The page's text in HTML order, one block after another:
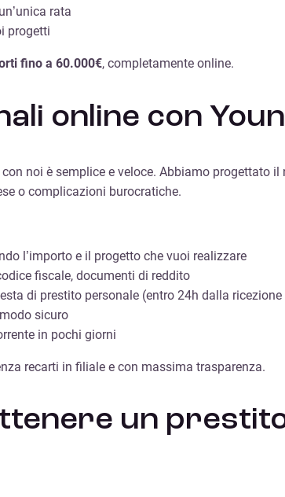
rata
progetti
fino a 60.000€, completamente online.
online con
con noi è semplice e veloce. Abbiamo progettato il
o complicazioni burocratiche.
l’importo e il progetto che vuoi realizzare
fiscale, documenti di reddito
di prestito personale (entro 24h dalla
sicuro
in pochi giorni
recarti in filiale e con massima trasparenza.
un